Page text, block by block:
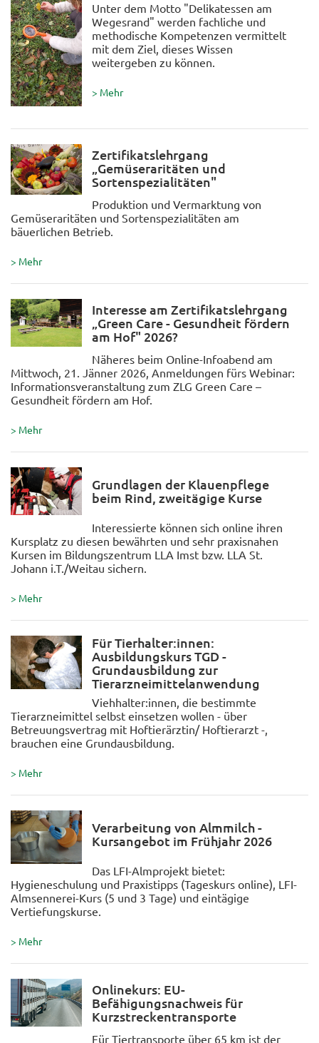
Unter dem Motto "Delikatessen am
Wegesrand" werden fachliche und
methodische Kompetenzen vermittelt
mit dem Ziel, dieses Wissen
weitergeben zu können.
> Mehr
Zertifikatslehrgang
„Gemüseraritäten und
Sortenspezialitäten"
Produktion und Vermarktung von
Gemüseraritäten und Sortenspezialitäten am
bäuerlichen Betrieb.
> Mehr
Interesse am Zertifikatslehrgang
„Green Care - Gesundheit fördern
am Hof" 2026?
Näheres beim Online-Infoabend am
Mittwoch, 21. Jänner 2026, Anmeldungen fürs Webinar:
Informationsveranstaltung zum ZLG Green Care –
Gesundheit fördern am Hof.
> Mehr
Grundlagen der Klauenpflege
beim Rind, zweitägige Kurse
Interessierte können sich online ihren
Kursplatz zu diesen bewährten und sehr praxisnahen
Kursen im Bildungszentrum LLA Imst bzw. LLA St.
Johann i.T./Weitau sichern.
> Mehr
Für Tierhalter:innen:
Ausbildungskurs TGD -
Grundausbildung zur
Tierarzneimittelanwendung
Viehhalter:innen, die bestimmte
Tierarzneimittel selbst einsetzen wollen - über
Betreuungsvertrag mit Hoftierärztin/ Hoftierarzt -,
brauchen eine Grundausbildung.
> Mehr
Verarbeitung von Almmilch -
Kursangebot im Frühjahr 2026
Das LFI-Almprojekt bietet:
Hygieneschulung und Praxistipps (Tageskurs online), LFI-
Almsennerei-Kurs (5 und 3 Tage) und eintägige
Vertiefungskurse.
> Mehr
Onlinekurs: EU-
Befähigungsnachweis für
Kurzstreckentransporte
Für Tiertransporte über 65 km ist der